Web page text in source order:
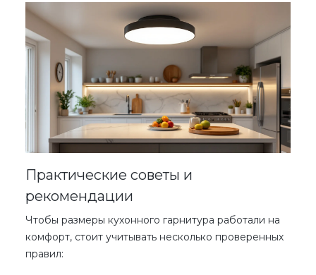
Практические советы и
рекомендации
Чтобы размеры кухонного гарнитура работали на
комфорт, стоит учитывать несколько проверенных
правил: